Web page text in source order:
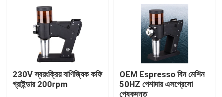
230V স্বয়ংক্রিয় বাণিজ্যিক কফি
গ্রাইন্ডার 200rpm
OEM Espresso বিন মেশিন
50HZ পেশাদার এসপ্রেসো
পেষকদন্ত